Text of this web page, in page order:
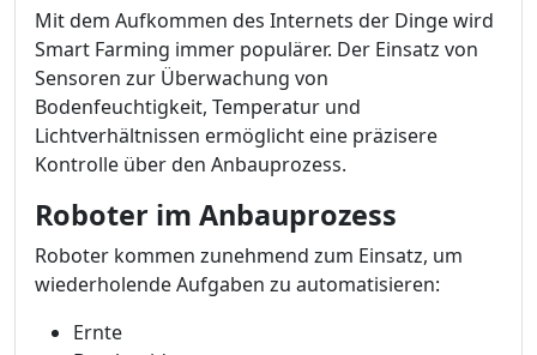
Mit dem Aufkommen des Internets der Dinge wird
Smart Farming immer populärer. Der Einsatz von
Sensoren zur Überwachung von
Bodenfeuchtigkeit, Temperatur und
Lichtverhältnissen ermöglicht eine präzisere
Kontrolle über den Anbauprozess.
Roboter im Anbauprozess
Roboter kommen zunehmend zum Einsatz, um
wiederholende Aufgaben zu automatisieren:
Ernte